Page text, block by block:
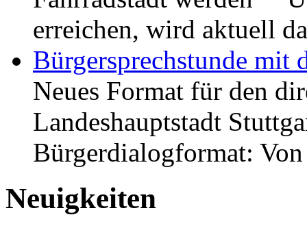
erreichen, wird aktuell
Bürgersprechstunde mit
Neues Format für den
Landeshauptstadt
Bürgerdialogformat:
Neuigkeiten